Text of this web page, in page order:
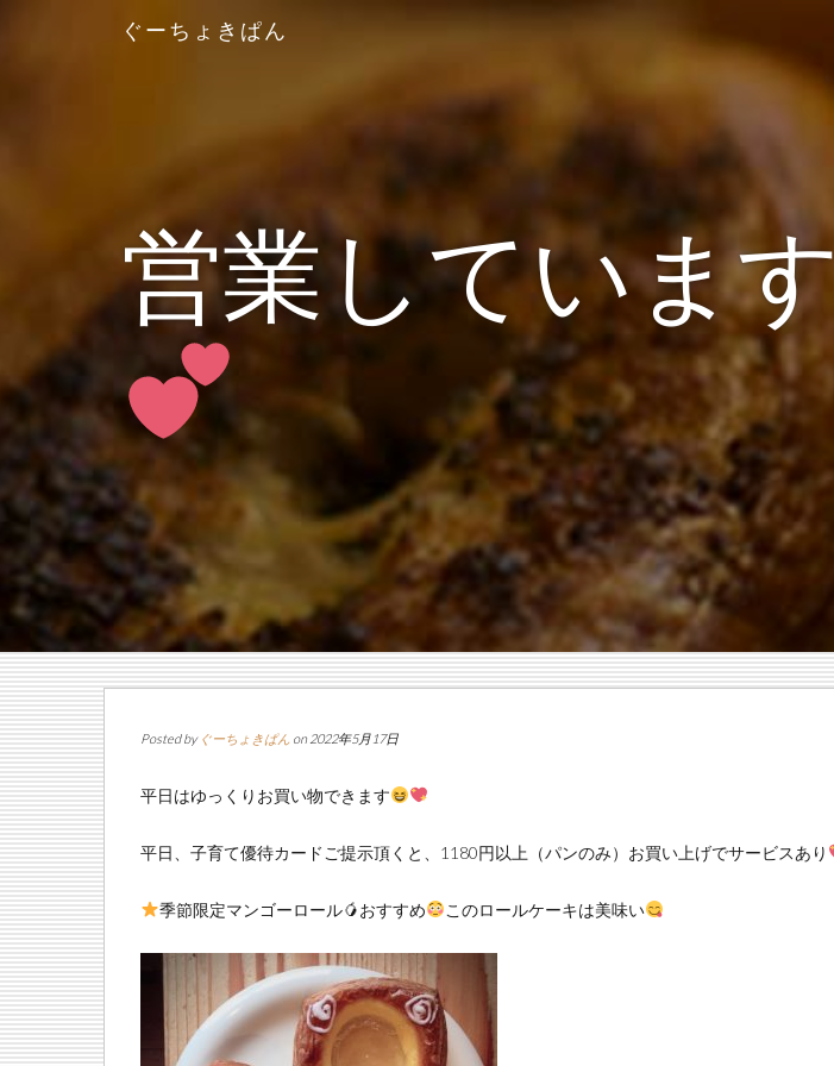
ぐーちょきぱん
営業しています
Posted by ぐーちょきぱん on 2022年5月17日
平日はゆっくりお買い物できます
平日、子育て優待カードご提示頂くと、1180円以上（パンのみ）お買い上げでサービスあり
季節限定マンゴーロール🥭おすすめ このロールケーキは美味い